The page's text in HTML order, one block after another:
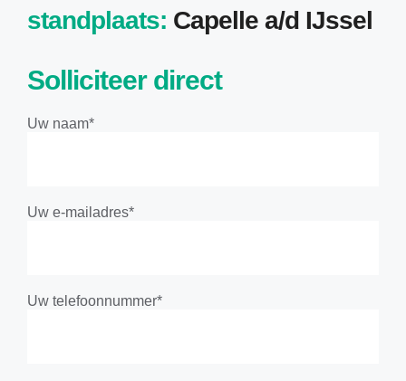
standplaats: Capelle a/d IJssel
Solliciteer direct
Uw naam*
Uw e-mailadres*
Uw telefoonnummer*